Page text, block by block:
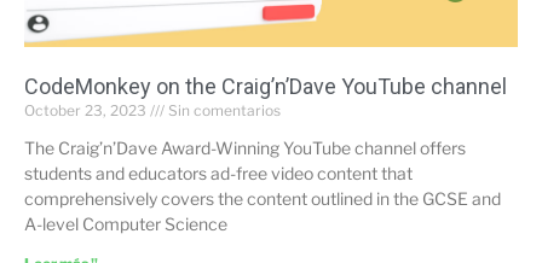
CodeMonkey on the Craig’n’Dave YouTube channel
October 23, 2023 Sin comentarios
The Craig’n’Dave Award-Winning YouTube channel offers
students and educators ad-free video content that
comprehensively covers the content outlined in the GCSE and
A-level Computer Science